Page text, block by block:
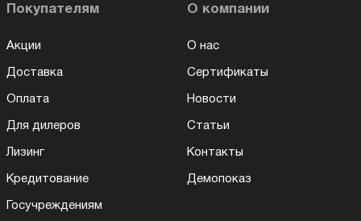
Покупателям
Акции
Доставка
Оплата
Для дилеров
Лизинг
Кредитование
Госучреждениям
О компании
О нас
Сертификаты
Новости
Статьи
Контакты
Демопоказ